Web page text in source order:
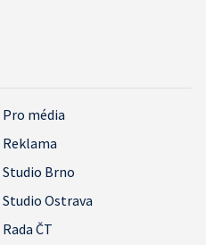
Pro média
Reklama
Studio Brno
Studio Ostrava
Rada ČT